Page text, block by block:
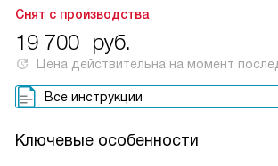
Снят с производства
19 700 руб.
Цена действительна на момент
Все инструкции
Ключевые особенности